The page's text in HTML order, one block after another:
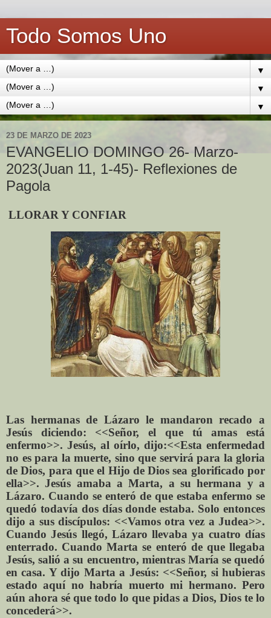
Todo Somos Uno
▼
▼
▼
23 DE MARZO DE 2023
EVANGELIO DOMINGO 26- Marzo-
2023(Juan 11, 1-45)- Reflexiones de
Pagola
LLORAR Y CONFIAR
Las hermanas de Lázaro le mandaron recado a
Jesús diciendo: <<Señor, el que tú amas está
enfermo>>. Jesús, al oírlo, dijo:<<Esta enfermedad
no es para la muerte, sino que servirá para la gloria
de Dios, para que el Hijo de Dios sea glorificado por
ella>>. Jesús amaba a Marta, a su hermana y a
Lázaro. Cuando se enteró de que estaba enfermo se
quedó todavía dos días donde estaba. Solo entonces
dijo a sus discípulos: <<Vamos otra vez a Judea>>.
Cuando Jesús llegó, Lázaro llevaba ya cuatro días
enterrado. Cuando Marta se enteró de que llegaba
Jesús, salió a su encuentro, mientras María se quedó
en casa. Y dijo Marta a Jesús: <<Señor, si hubieras
estado aquí no habría muerto mi hermano. Pero
aún ahora sé que todo lo que pidas a Dios, Dios te lo
concederá>>.